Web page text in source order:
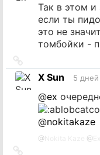
Так в этом и
если ты
это не
томбойки -
на
источник
X Sun 5 дней
@ex
@nokitakaze
@ @